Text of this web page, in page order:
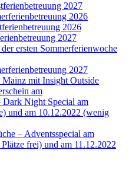
2027
2026
2026
2027
ersten Sommerferienwoche
2027
mit Insight Outside
am
Night Special am
und am 10.12.2022 (wenig
– Adventsspecial am
frei) und am 11.12.2022